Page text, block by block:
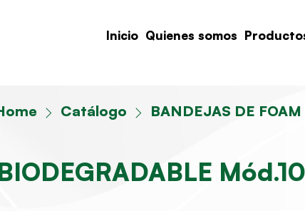
Inicio Quienes somos
Catálogo BANDEJAS DE FOAM